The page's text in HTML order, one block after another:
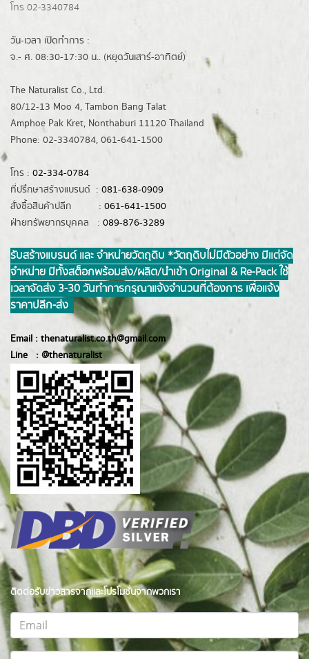
โทร 02-3340784
วัน-เวลา เปิดทำการ :
จ.- ศ. 08:30-17:30 น.. (หยุดวันเสาร์-อาทิตย์)
The Naturalist Co., Ltd.
80/12-13 Moo 4, Tambon Bang Talat
Amphoe Pak Kret, Nonthaburi 11120 Thailand
Phone: 02-3340784, 061-641-1500
โทร : 02-334-0784
ที่ปรึกษาสร้างแบรนด์ : 081-638-0909
สั่งซื้อสินค้าปลีก : 061-641-1500
ฝ่ายทรัพยากรบุคคล : 089-876-3289
รับสร้างแบรนด์ และ จำหน่ายวัตถุดิบ *วัตถุดิบไม่มีตัวอย่าง มีแต่จัด
จำหน่าย มีทั้งสต็อกพร้อมส่ง/ผลิต/นำเข้า Original & Re-Pack ใช้
เวลาจัดส่ง 3-30 วันทำการ กรุณาแจ้งจำนวนที่ต้องการ เพื่อแจ้ง
ราคาปลีก-ส่ง
Email : thenaturalist.co.th@gmail.com
Line : @thenaturalist
ติดต่อรับข่าวสารจากและโปรโมชั่นจากพวกเรา